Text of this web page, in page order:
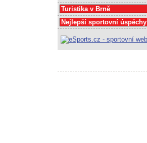
Turistika v Brně
Nejlepší sportovní úspěchy